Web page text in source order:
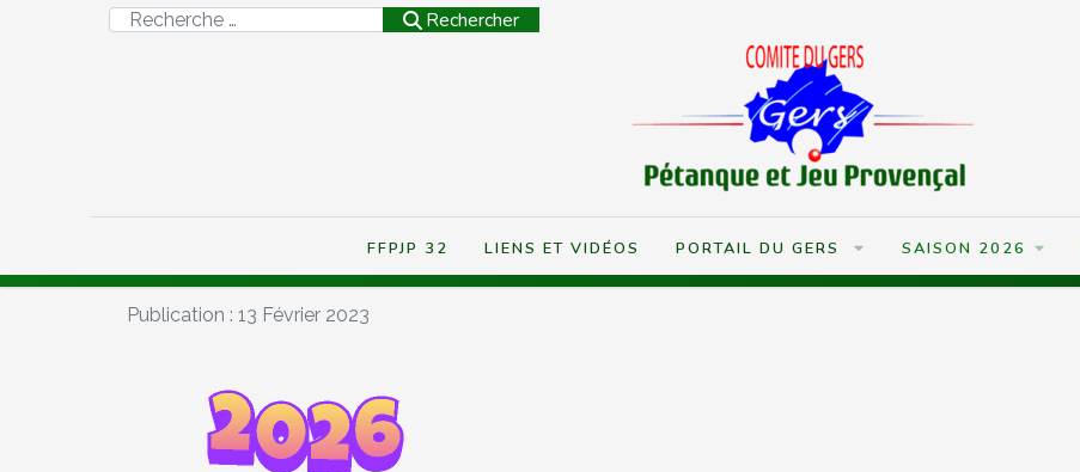
Rechercher Rechercher
FFPJP 32 LIENS ET VIDÉOS PORTAIL DU GERS SAISON 2026
Publication : 13 Février 2023